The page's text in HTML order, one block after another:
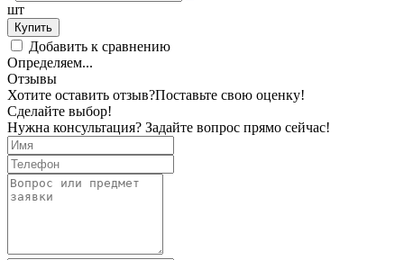
шт
Купить
Добавить к сравнению
Определяем...
Отзывы
Хотите оставить отзыв?Поставьте свою оценку!
Сделайте выбор!
Нужна консультация? Задайте вопрос прямо сейчас!